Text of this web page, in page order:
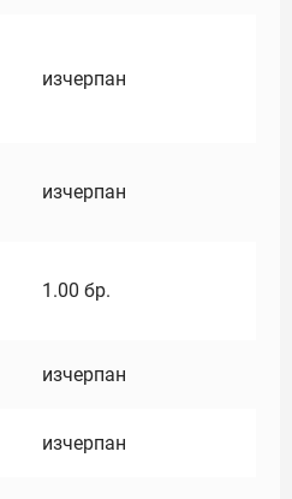
изчерпан
изчерпан
1.00 бр.
изчерпан
изчерпан